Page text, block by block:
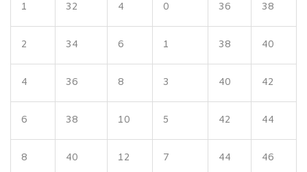
1 32 4 0 36 38
2 34 6 1 38 40
4 36 8 3 40 42
6 38 10 5 42 44
8 40 12 7 44 46